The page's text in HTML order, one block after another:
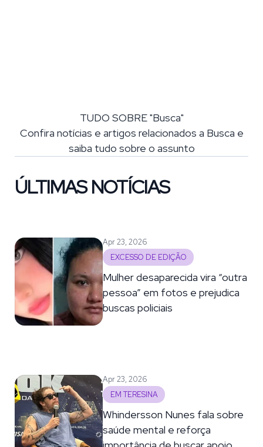
TUDO SOBRE "Busca"
Confira notícias e artigos relacionados a Busca e
saiba tudo sobre o assunto
ÚLTIMAS NOTÍCIAS
Apr 23, 2026
EXCESSO DE EDIÇÃO
Mulher desaparecida vira “outra
pessoa” em fotos e prejudica
buscas policiais
Apr 23, 2026
EM TERESINA
Whindersson Nunes fala sobre
saúde mental e reforça